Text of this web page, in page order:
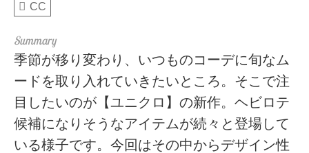
CC
季節が移り変わり、いつものコーデに旬なム
ードを取り入れていきたいところ。そこで注
目したいのが【ユニクロ】の新作。ヘビロテ
候補になりそうなアイテムが続々と登場して
いる様子です。今回はその中からデザイン性